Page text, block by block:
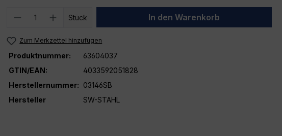
Produkt Anzahl: Gib den gewünschten Wert
Stück In den Warenkorb
Zum Merkzettel hinzufügen
Produktnummer:
63604037
GTIN/EAN:
4033592051828
Herstellernummer: 03146SB
Hersteller
SW-STAHL